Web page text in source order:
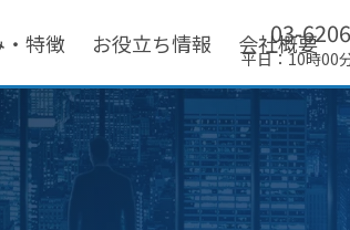
・特徴 お役立ち情報 会社概要
03-
平日：10時00